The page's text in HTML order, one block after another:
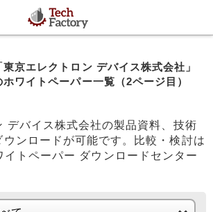
東京エレクトロン デバイス株式会社」
ホワイトペーパー一覧（2ページ目）
デバイス株式会社の製品資料、技術
ンロードが可能です。比較・検討は
トペーパー ダウンロードセンター